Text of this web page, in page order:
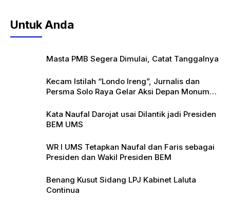
Untuk Anda
Masta PMB Segera Dimulai, Catat Tanggalnya
Kecam Istilah “Londo Ireng”, Jurnalis dan
Persma Solo Raya Gelar Aksi Depan Monumen
Kata Naufal Darojat usai Dilantik jadi Presiden
BEM UMS
WR I UMS Tetapkan Naufal dan Faris sebagai
Presiden dan Wakil Presiden BEM
Benang Kusut Sidang LPJ Kabinet Laluta
Continua